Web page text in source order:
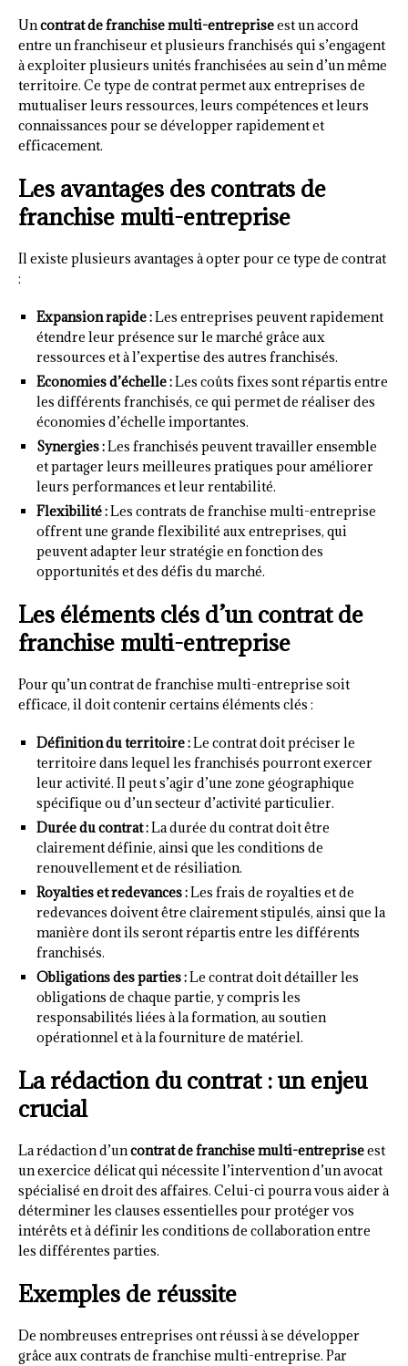
Uncontrat de franchise multi-entrepriseest un accord
entre un franchiseur et plusieurs franchisés qui s’engagent
à exploiter plusieurs unités franchisées au sein d’un même
territoire. Ce type de contrat permet aux entreprises de
mutualiser leurs ressources, leurs compétences et leurs
connaissances pour se développer rapidement et
efficacement.
Les avantages des contrats de
franchise multi-entreprise
Il existe plusieurs avantages à opter pour ce type de contrat
:
Expansion rapide :Les entreprises peuvent rapidement
étendre leur présence sur le marché grâce aux
ressources et à l’expertise des autres franchisés.
Economies d’échelle :Les coûts fixes sont répartis entre
les différents franchisés, ce qui permet de réaliser des
économies d’échelle importantes.
Synergies :Les franchisés peuvent travailler ensemble
et partager leurs meilleures pratiques pour améliorer
leurs performances et leur rentabilité.
Flexibilité :Les contrats de franchise multi-entreprise
offrent une grande flexibilité aux entreprises, qui
peuvent adapter leur stratégie en fonction des
opportunités et des défis du marché.
Les éléments clés d’un contrat de
franchise multi-entreprise
Pour qu’un contrat de franchise multi-entreprise soit
efficace, il doit contenir certains éléments clés :
Définition du territoire :Le contrat doit préciser le
territoire dans lequel les franchisés pourront exercer
leur activité. Il peut s’agir d’une zone géographique
spécifique ou d’un secteur d’activité particulier.
Durée du contrat :La durée du contrat doit être
clairement définie, ainsi que les conditions de
renouvellement et de résiliation.
Royalties et redevances :Les frais de royalties et de
redevances doivent être clairement stipulés, ainsi que la
manière dont ils seront répartis entre les différents
franchisés.
Obligations des parties :Le contrat doit détailler les
obligations de chaque partie, y compris les
responsabilités liées à la formation, au soutien
opérationnel et à la fourniture de matériel.
La rédaction du contrat : un enjeu
crucial
La rédaction d’uncontrat de franchise multi-entrepriseest
un exercice délicat qui nécessite l’intervention d’un avocat
spécialisé en droit des affaires. Celui-ci pourra vous aider à
déterminer les clauses essentielles pour protéger vos
intérêts et à définir les conditions de collaboration entre
les différentes parties.
Exemples de réussite
De nombreuses entreprises ont réussi à se développer
grâce aux contrats de franchise multi-entreprise. Par